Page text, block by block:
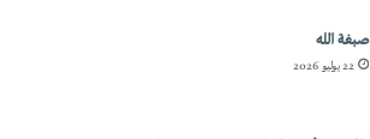
صبغة الله
22 يوليو 2026